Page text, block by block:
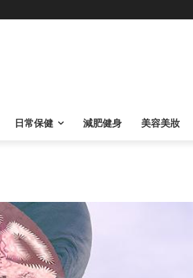
日常保健 減肥健身 美容美妝